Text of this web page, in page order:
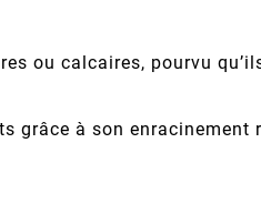
ou calcaires, pourvu
grâce à son enracinement